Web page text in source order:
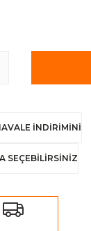
İNDİRİMİNİ
SEÇEBİLİRSİNİZ